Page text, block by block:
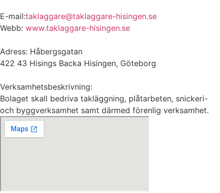
E-mail:taklaggare@taklaggare-hisingen.se
Webb: www.taklaggare-hisingen.se
Adress: Håbergsgatan
422 43 Hisings Backa Hisingen, Göteborg
Verksamhetsbeskrivning:
Bolaget skall bedriva takläggning, plåtarbeten, snickeri-
och byggverksamhet samt därmed förenlig verksamhet.